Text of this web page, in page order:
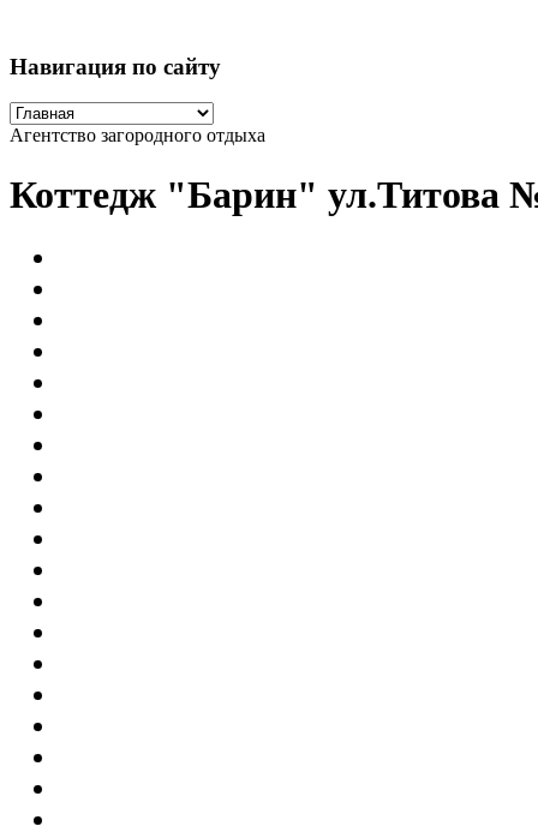
Навигация по сайту
Агентство загородного отдыха
Коттедж "Барин" ул.Титова